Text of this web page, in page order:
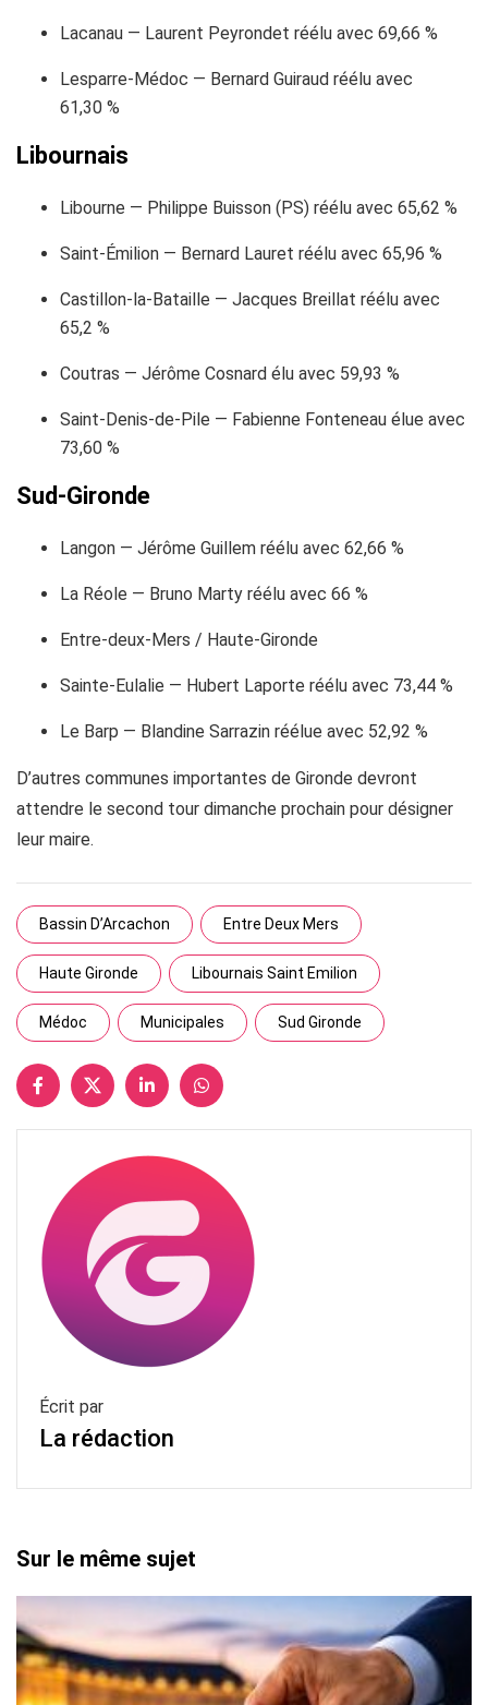
Lacanau — Laurent Peyrondet réélu avec 69,66 %
Lesparre-Médoc — Bernard Guiraud réélu avec
61,30 %
Libournais
Libourne — Philippe Buisson (PS) réélu avec 65,62 %
Saint-Émilion — Bernard Lauret réélu avec 65,96 %
Castillon-la-Bataille — Jacques Breillat réélu avec
65,2 %
Coutras — Jérôme Cosnard élu avec 59,93 %
Saint-Denis-de-Pile — Fabienne Fonteneau élue avec
73,60 %
Sud-Gironde
Langon — Jérôme Guillem réélu avec 62,66 %
La Réole — Bruno Marty réélu avec 66 %
Entre-deux-Mers / Haute-Gironde
Sainte-Eulalie — Hubert Laporte réélu avec 73,44 %
Le Barp — Blandine Sarrazin réélue avec 52,92 %
D’autres communes importantes de Gironde devront
attendre le second tour dimanche prochain pour désigner
leur maire.
Bassin D’Arcachon Entre Deux Mers
Haute Gironde Libournais Saint Emilion
Médoc Municipales Sud Gironde
Écrit par
La rédaction
Sur le même sujet